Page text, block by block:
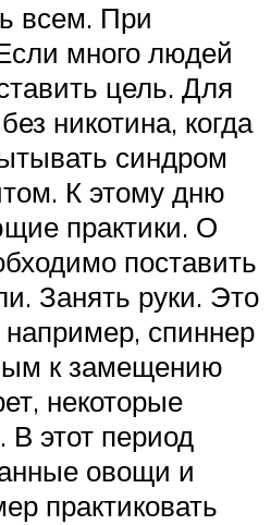
всем. При
много людей
цель. Для
никотина, когда
синдром
К этому дню
практики. О
поставить
Занять руки. Это
спиннер
к замещению
некоторые
этот период
овощи и
практиковать